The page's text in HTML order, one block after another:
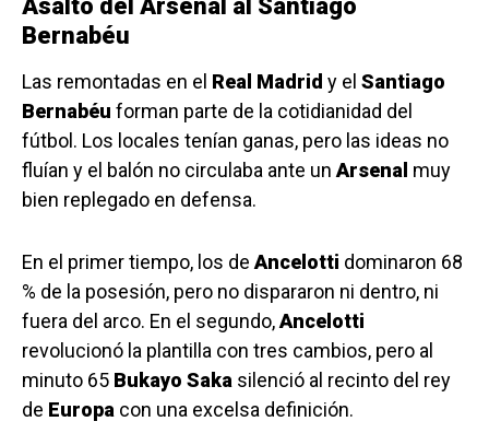
Asalto del Arsenal al Santiago
Bernabéu
Las remontadas en el Real Madrid y el Santiago
Bernabéu forman parte de la cotidianidad del
fútbol. Los locales tenían ganas, pero las ideas no
fluían y el balón no circulaba ante un Arsenal muy
bien replegado en defensa.
En el primer tiempo, los de Ancelotti dominaron 68
% de la posesión, pero no dispararon ni dentro, ni
fuera del arco. En el segundo,Ancelotti
revolucionó la plantilla con tres cambios, pero al
minuto 65 Bukayo Saka silenció al recinto del rey
de Europa con una excelsa definición.